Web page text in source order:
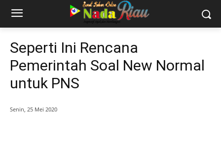
Seperti Ini Rencana
Pemerintah Soal New Normal
untuk PNS
Senin, 25 Mei 2020